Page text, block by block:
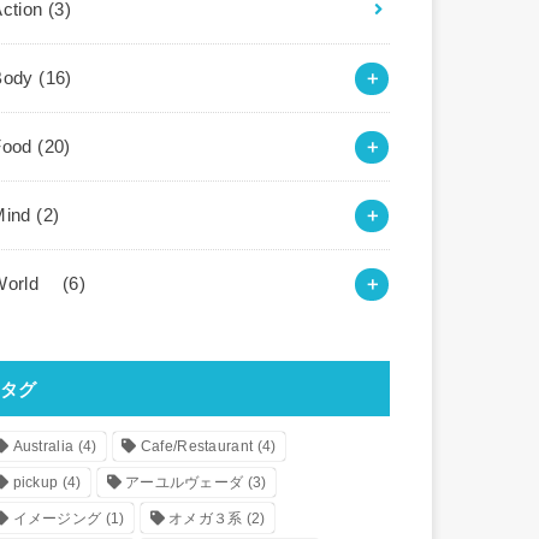
(3)
(16)
(20)
(2)
(6)
タグ
Australia (4) Cafe/Restaurant(4)
pickup (4) アーユルヴェーダ (3)
イメージング (1) オメガ３系 (2)